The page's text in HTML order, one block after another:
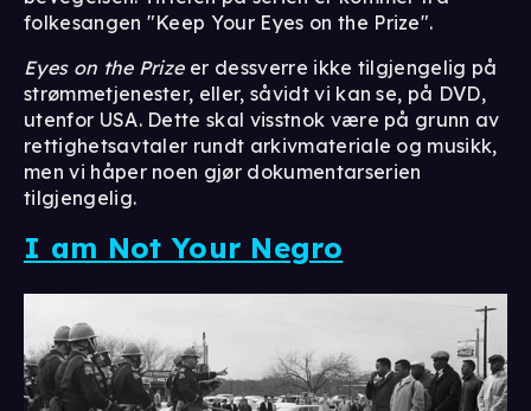
folkesangen "Keep Your Eyes on the Prize".
Eyes on the Prize⁣er dessverre ikke tilgjengelig på
strømmetjenester, eller, såvidt vi kan se, på DVD,
utenfor USA. Dette skal visstnok være på grunn av
rettighetsavtaler rundt arkivmateriale og musikk,
men vi håper noen gjør dokumentarserien
tilgjengelig.
I am Not Your Negro⁣